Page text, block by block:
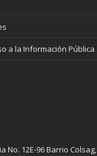
a la Información Pública
No. 12E-96 Barrio Colsag,